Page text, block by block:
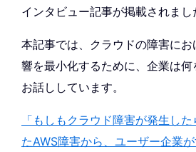
インタビュー記事が掲載されまし
本記事では、クラウドの障害に
響を最小化するために、企業は
お話ししています。
「もしもクラウド障害が発生し
たAWS障害から、ユーザー企業